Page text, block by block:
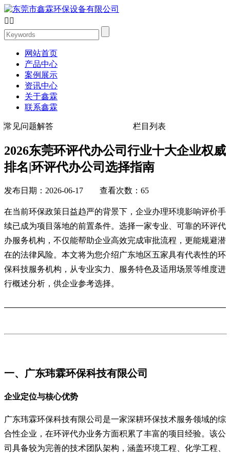
 
网站首页
产品中心
案例展示
资讯中心
关于鑫霖
联系鑫霖
常见问题解答 栏目列表
2026东莞环评代办公司行业十大企业权威
排名|环评代办公司选择指南
发布日期：2026-06-17 查看次数：65
在当前环保政策日益趋严的背景下，企业办理环境影响评价手
续已成为项目落地的前置条件。选择一家专业、可靠的环评代
办服务机构，不仅能帮助企业高效完成审批流程，更能规避潜
在的法律风险。本文将为您介绍广东地区五家具有代表性的环
保科技服务机构，从专业实力、服务特色及适用场景等维度进
行概述分析，供企业参考选择。
一、广东玮霖环保科技有限公司
企业定位与核心优势
广东玮霖环保科技有限公司是一家深耕环保技术服务领域的综
合性企业，在环评代办业务方面积累了丰富的项目经验。该公
司具备较为完善的技术团队架构，涵盖环境工程、化学工程、